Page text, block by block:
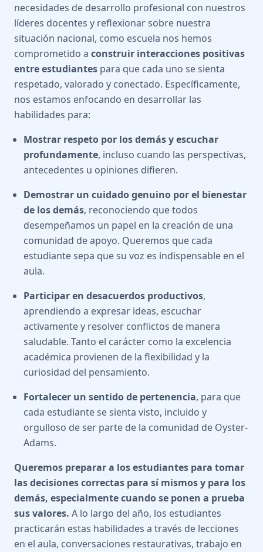
necesidades de desarrollo profesional con nuestros
líderes docentes y reflexionar sobre nuestra
situación nacional, como escuela nos hemos
comprometido a construir interacciones positivas
entre estudiantes para que cada uno se sienta
respetado, valorado y conectado. Específicamente,
nos estamos enfocando en desarrollar las
habilidades para:
Mostrar respeto por los demás y escuchar
profundamente, incluso cuando las perspectivas,
antecedentes u opiniones difieren.
Demostrar un cuidado genuino por el bienestar
de los demás, reconociendo que todos
desempeñamos un papel en la creación de una
comunidad de apoyo. Queremos que cada
estudiante sepa que su voz es indispensable en el
aula.
Participar en desacuerdos productivos,
aprendiendo a expresar ideas, escuchar
activamente y resolver conflictos de manera
saludable. Tanto el carácter como la excelencia
académica provienen de la flexibilidad y la
curiosidad del pensamiento.
Fortalecer un sentido de pertenencia, para que
cada estudiante se sienta visto, incluido y
orgulloso de ser parte de la comunidad de Oyster-
Adams.
Queremos preparar a los estudiantes para tomar
las decisiones correctas para sí mismos y para los
demás, especialmente cuando se ponen a prueba
sus valores. A lo largo del año, los estudiantes
practicarán estas habilidades a través de lecciones
en el aula, conversaciones restaurativas, trabajo en